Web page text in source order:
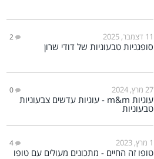
11 דצמבר, 2025 2
סופגניות טבעוניות של דודי שרון
27 מרץ, 2024 0
עוגיות m&m - עוגיות עדשים צבעוניות
טבעוניות
1 מרץ, 2023 4
טופו זה החיים - מתכונים מעולים עם טופו